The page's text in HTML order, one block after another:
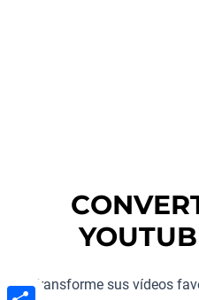
Transforme sus vídeos